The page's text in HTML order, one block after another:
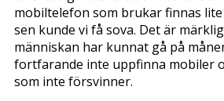
mobiltelefon som brukar finnas
sen kunde vi få sova. Det är
människan har kunnat gå på
fortfarande inte uppfinna mobiler
som inte försvinner.